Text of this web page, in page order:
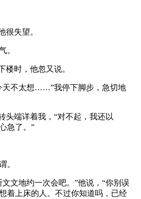
很失望。
。
楼时，他忽又说。
不太想……”我停下脚步，急切地
头端详着我，“对不起，我还以
急了。”
。
文地约一次会吧。”他说，“你别误
着上床的人。不过你知道吗，已经